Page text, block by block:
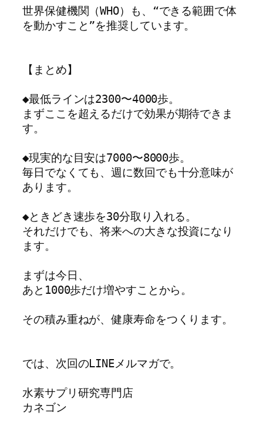
世界保健機関（WHO）も、“できる範囲で体
を動かすこと”を推奨しています。
【まとめ】
◆最低ラインは2300〜4000歩。
まずここを超えるだけで効果が期待できま
す。
◆現実的な目安は7000〜8000歩。
毎日でなくても、週に数回でも十分意味が
あります。
◆ときどき速歩を30分取り入れる。
それだけでも、将来への大きな投資になり
ます。
まずは今日、
あと1000歩だけ増やすことから。
その積み重ねが、健康寿命をつくります。
では、次回のLINEメルマガで。
水素サプリ研究専門店
カネゴン